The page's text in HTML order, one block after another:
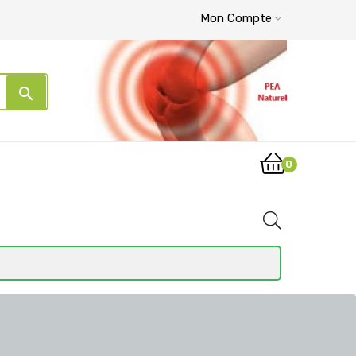
Mon Compte
search
0